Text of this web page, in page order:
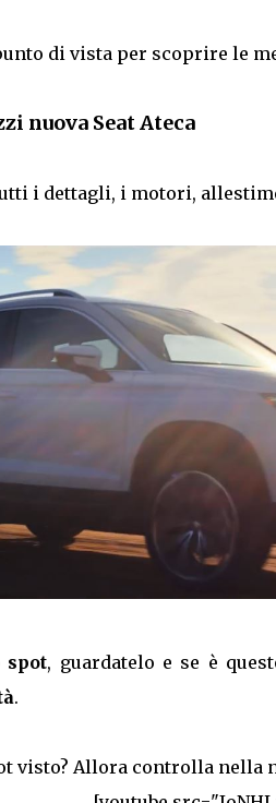
di vista per scoprire le
nuova Seat Ateca
i dettagli, i motori,
spot, guardatelo e se è
.
visto? Allora controlla nella